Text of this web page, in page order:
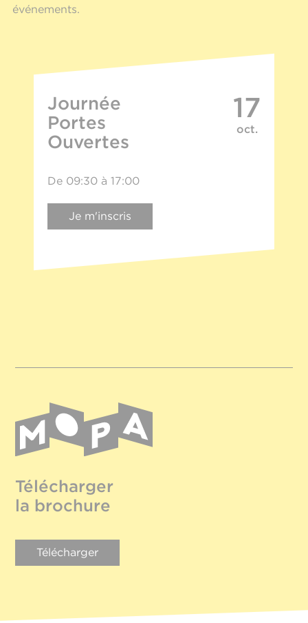
événements.
Journée
Portes
Ouvertes
17
oct.
De 09:30 à 17:00
Je m'inscris
Télécharger
la brochure
Télécharger